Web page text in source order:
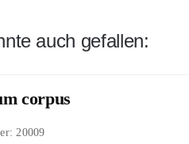
auch gefallen:
corpus
20009